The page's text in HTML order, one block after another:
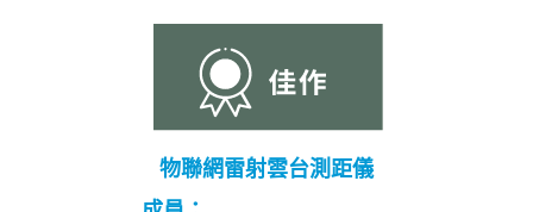
物聯網雷射雲台測距儀